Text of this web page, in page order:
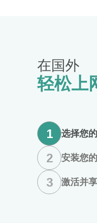
在国外
轻松上
1 选择您
2 安装您
3 激活并